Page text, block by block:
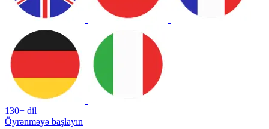
130+ dil
Öyrənməyə başlayın